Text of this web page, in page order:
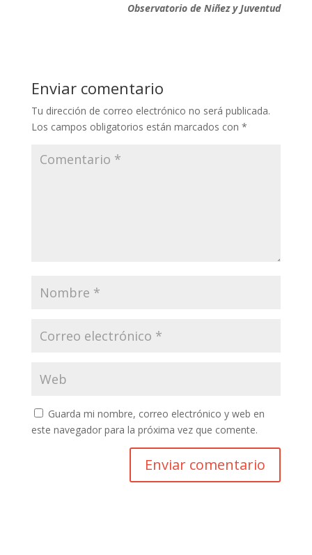
Observatorio de Niñez y Juventud
Enviar comentario
Tu dirección de correo electrónico no será publicada.
Los campos obligatorios están marcados con *
Guarda mi nombre, correo electrónico y web en
este navegador para la próxima vez que comente.